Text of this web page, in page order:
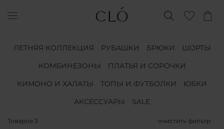
ЛЕТНЯЯ КОЛЛЕКЦИЯ РУБАШКИ БРЮКИ
ШОРТЫ
КОМБИНЕЗОНЫ
ПЛАТЬЯ И СОРОЧКИ
КИМОНО И ХАЛАТЫ
ТОПЫ И ФУТБОЛКИ
ЮБКИ
АКСЕССУАРЫ
SALE
Товаров 3 очистить фильтр